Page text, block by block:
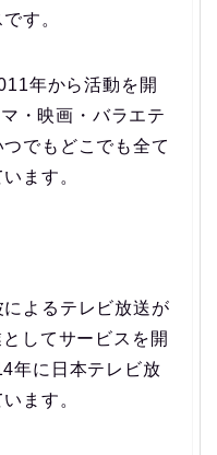
す。
年から活動を開
・映画・バラエテ
でもどこでも全て
ます。
よるテレビ放送が
してサービスを開
年に日本テレビ放
ます。